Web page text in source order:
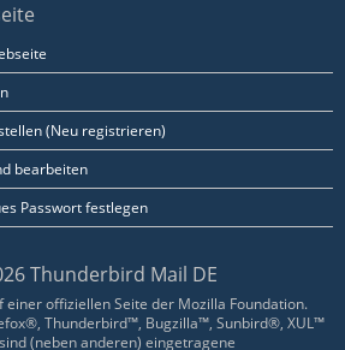
(Neu registrieren)
bearbeiten
Passwort festlegen
Thunderbird Mail DE
einer offiziellen Seite der Mozilla Foundation.
Thunderbird™, Bugzilla™, Sunbird®, XUL™
(neben anderen) eingetragene